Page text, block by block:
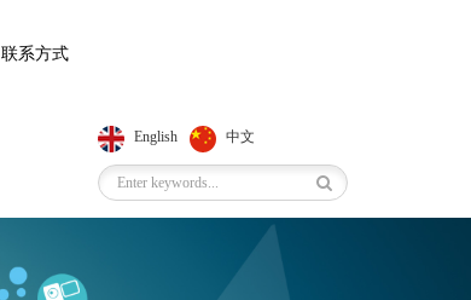
联系方式
English 中文